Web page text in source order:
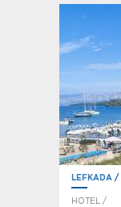
LEFKADA /
HOTEL /